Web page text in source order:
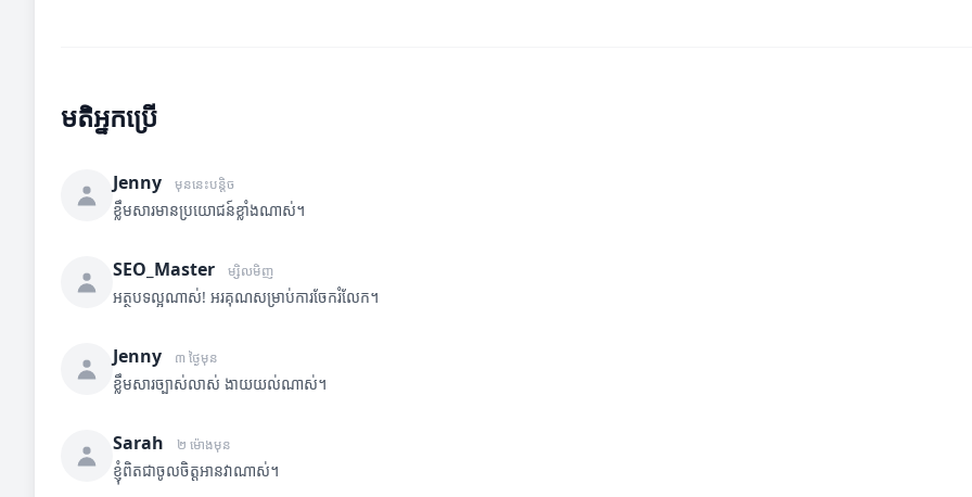
មតិអ្នកប្រើ
Jenny មុននេះបន្តិច
ខ្លឹមសារមានប្រយោជន៍ខ្លាំងណាស់។
SEO_Master ម្សិលមិញ
អត្ថបទល្អណាស់! អរគុណសម្រាប់ការចែករំលែក។
Jenny ៣ ថ្ងៃមុន
ខ្លឹមសារច្បាស់លាស់ ងាយយល់ណាស់។
Sarah ២ ម៉ោងមុន
ខ្ញុំពិតជាចូលចិត្តអានវាណាស់។